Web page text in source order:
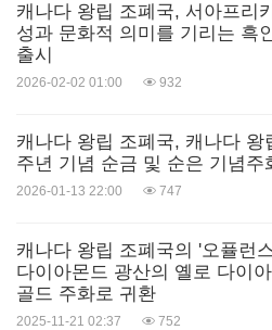
캐나다 왕립 조폐국, 서아프리
성과 문화적 의미를 기리는 흑
출시
2026-02-02 01:00 932
캐나다 왕립 조폐국, 캐나다
주년 기념 순금 및 순은 기념주
2026-01-13 22:00 747
캐나다 왕립 조폐국의 '오퓰런
다이아몬드 광산의 옐로 다이
골드 주화로 귀환
2025-11-21 02:37 752